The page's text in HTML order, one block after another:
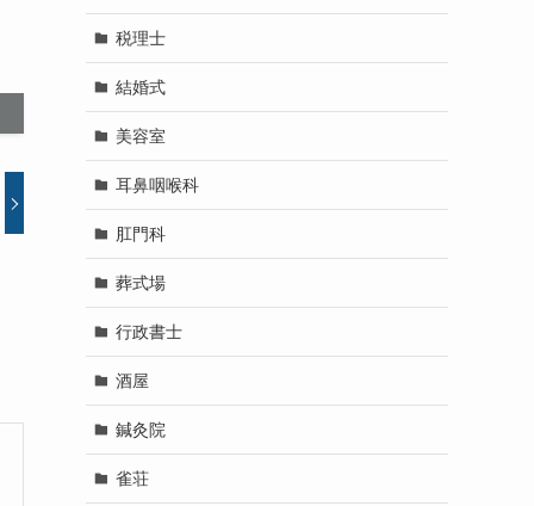
税理士
結婚式
美容室
耳鼻咽喉科
肛門科
葬式場
行政書士
酒屋
鍼灸院
雀荘